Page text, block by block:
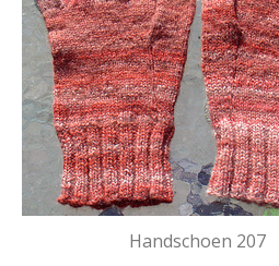
Handschoen 207